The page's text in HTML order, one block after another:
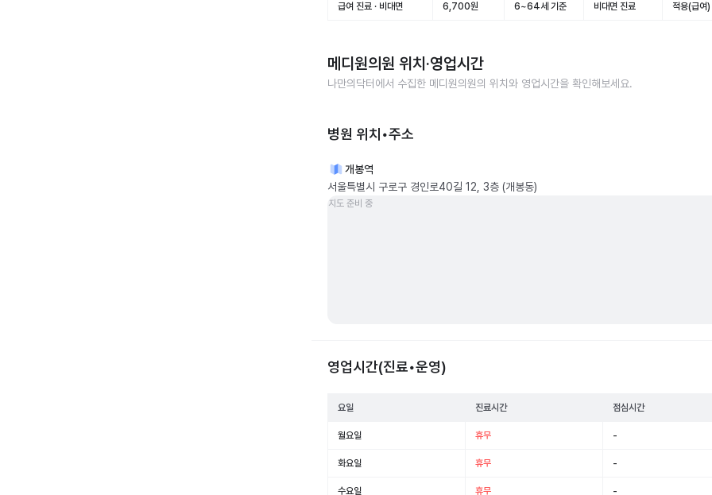
급여 진료 · 비대면 6,700원 6~64세 기준 비대면 진료 적용(급여)
메디원의원 위치·영업시간
나만의닥터에서 수집한 메디원의원의 위치와 영업시간을 확인해보세요.
병원 위치•주소
개봉역
서울특별시 구로구 경인로40길 12, 3층 (개봉동)
지도 준비 중
영업시간(진료•운영)
요일 진료시간 점심시간
월요일 휴무 -
화요일 휴무 -
수요일 휴무 -